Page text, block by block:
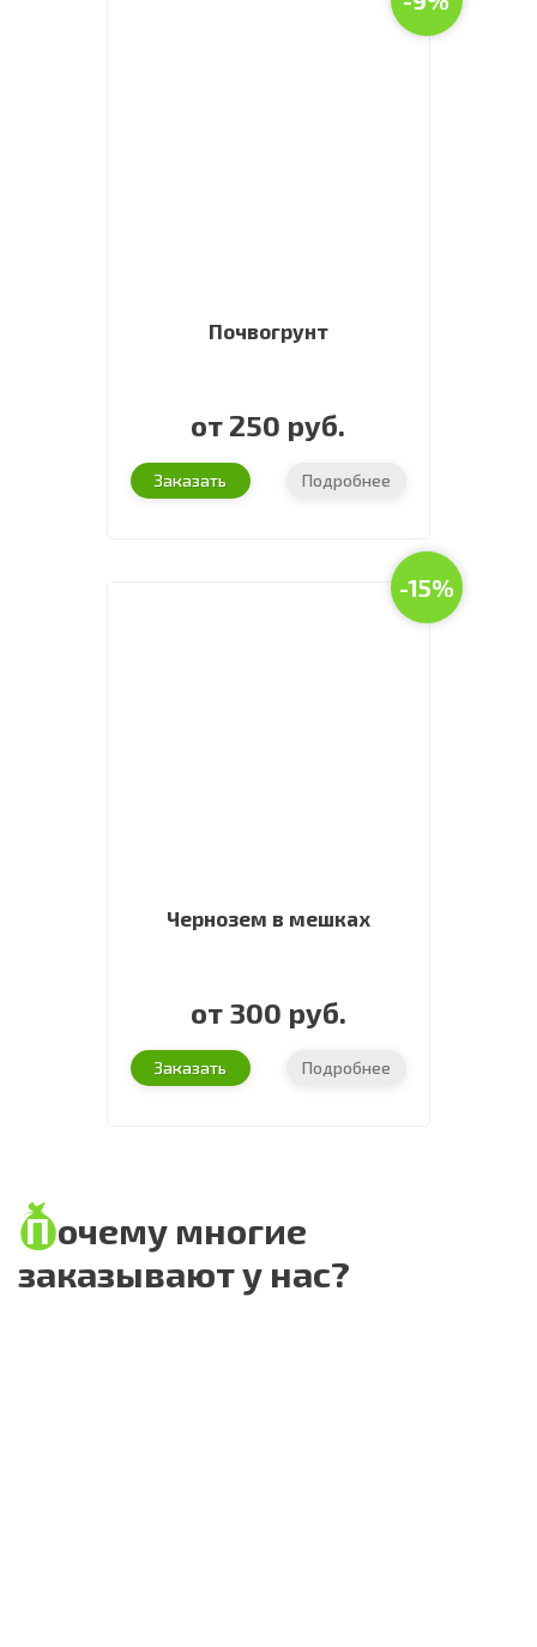
Почвогрунт
от 250 руб.
Заказать Подробнее
-15%
Чернозем в мешках
от 300 руб.
Заказать Подробнее
Почему многие
заказывают у нас?